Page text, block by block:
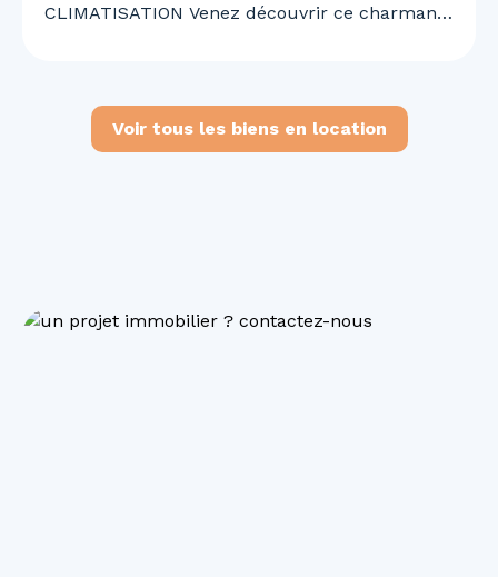
CLIMATISATION Venez découvrir ce charmant
séjour lumineux, de deux chambres, d’une
salle de bains, d’un WC ainsi que d’une
organiser une visite et découvrir votre futur
Voir tous les biens en location